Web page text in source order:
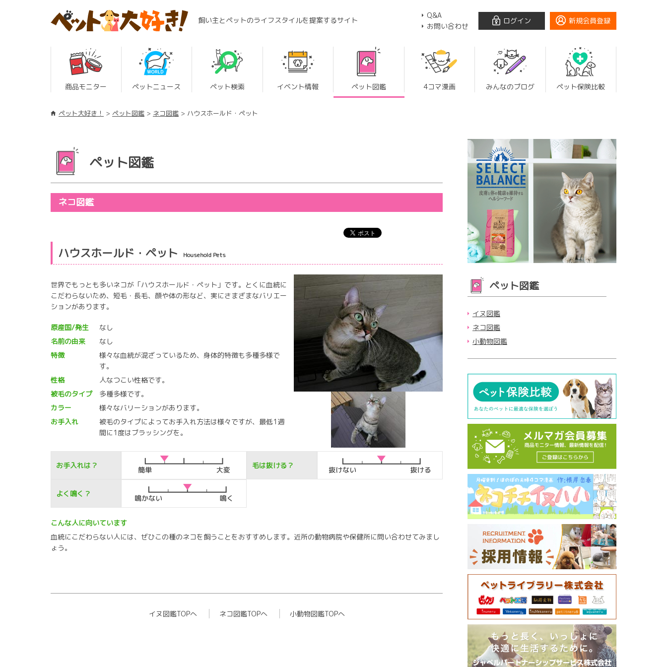
飼い主とペットのライフスタイルを提案するサイト
Q&A
お問い合わせ
ログイン 新規会員登録
商品モニター ペットニュース ペット検索 イベント情報 ペット図鑑 4コマ漫画 みんなのブログ ペット保険比較
ペット大好き！ ペット図鑑 ネコ図鑑 ハウスホールド・ペット
ペット図鑑
ネコ図鑑
ハウスホールド・ペット Household Pets
世界でもっとも多いネコが「ハウスホールド・ペット」です。とくに血統に
こだわらないため、短毛・長毛、顔や体の形など、実にさまざまなバリエー
ションがあります。
原産国/発生
なし
名前の由来
なし
特徴
様々な血統が混ざっているため、身体的特徴も多種多様で
す。
性格
人なつこい性格です。
被毛のタイプ
多種多様です。
カラー
様々なバリーションがあります。
お手入れ
被毛のタイプによってお手入れ方法は様々ですが、最低1週
間に1度はブラッシングを。
お手入れは？ 毛は抜ける？
よく鳴く？
こんな人に向いています
血統にこだわらない人には、ぜひこの種のネコを飼うことをおすすめします。近所の動物病院や保健所に問い合わせてみまし
ょう。
イヌ図鑑TOPへ ネコ図鑑TOPへ 小動物図鑑TOPへ
ペット図鑑
イヌ図鑑
ネコ図鑑
小動物図鑑